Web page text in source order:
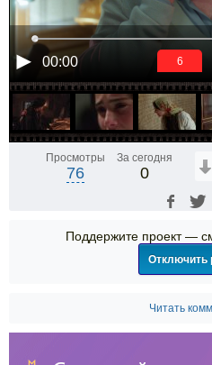
00:00 6
Просмотры
76
За сегодня
0
Поддержите проект —
Отключить
Читать